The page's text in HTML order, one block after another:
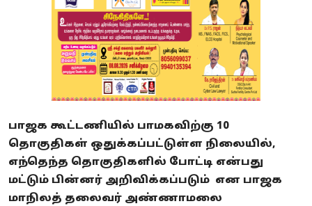
பாஜக கூட்டணியில் பாமகவிற்கு 10
தொகுதிகள் ஒதுக்கப்பட்டுள்ள நிலையில்,
எந்தெந்த தொகுதிகளில் போட்டி என்பது
மட்டும் பின்னர் அறிவிக்கப்படும் என பாஜக
மாநிலத் தலைவர் அண்ணாமலை